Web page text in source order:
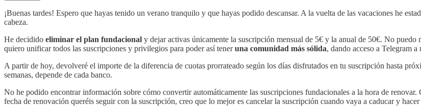
¡Buenas tardes! Espero que hayas tenido un verano tranquilo y que hayas podido descansar. A la vuelta de las vacaciones he
cabeza.
He decidido eliminar el plan fundacional y dejar activas únicamente la suscripción mensual de 5€ y la anual de 50€. No puedo
quiero unificar todos las suscripciones y privilegios para poder así teneruna comunidad más sólida, dando acceso a Telegram
A partir de hoy, devolveré el importe de la diferencia de cuotas prorrateado según los días disfrutados en tu suscripción hasta
semanas, depende de cada banco.
No he podido encontrar información sobre cómo convertir automáticamente las suscripciones fundacionales a la hora de
fecha de renovación queréis seguir con la suscripción, creo que lo mejor es cancelar la suscripción cuando vaya a caducar y